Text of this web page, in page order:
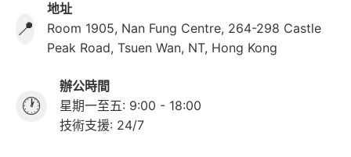
📍
地址
Room 1905, Nan Fung Centre, 264-298 Castle
Peak Road, Tsuen Wan, NT, Hong Kong
🕐
辦公時間
星期一至五: 9:00 - 18:00
技術支援: 24/7